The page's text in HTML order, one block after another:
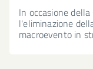
In occasione
l'eliminazione
macroevento in